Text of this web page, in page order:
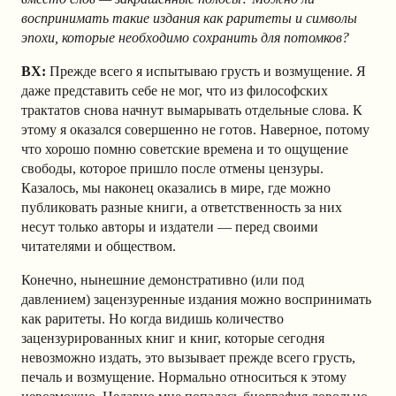
воспринимать такие издания как раритеты и символы
эпохи, которые необходимо сохранить для потомков?
ВХ: Прежде всего я испытываю грусть и возмущение. Я
даже представить себе не мог, что из философских
трактатов снова начнут вымарывать отдельные слова. К
этому я оказался совершенно не готов. Наверное, потому
что хорошо помню советские времена и то ощущение
свободы, которое пришло после отмены цензуры.
Казалось, мы наконец оказались в мире, где можно
публиковать разные книги, а ответственность за них
несут только авторы и издатели — перед своими
читателями и обществом.
Конечно, нынешние демонстративно (или под
давлением) зацензуренные издания можно воспринимать
как раритеты. Но когда видишь количество
зацензурированных книг и книг, которые сегодня
невозможно издать, это вызывает прежде всего грусть,
печаль и возмущение. Нормально относиться к этому